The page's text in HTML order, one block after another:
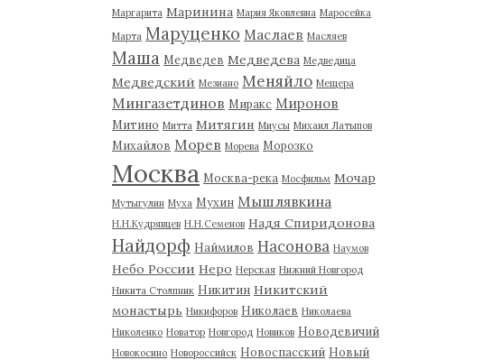
Маргарита Маринина Мария Яковлевна Маросейка
Марта Маруценко Маслаев Масляев
Маша Медведев Медведева Медведица
Медведский Мезиано Меняйло Мещера
Мингазетдинов Миракс Миронов
Митино Митта Митягин Миусы Михаил Латыпов
Михайлов Морев Морева Морозко
Москва Москва-река Мосфильм Мочар
Мутыгулин Муха Мухин Мышлявкина
Н.Н.Кудрявцев Н.Н.Семенов Надя Спиридонова
Найдорф Наймилов Насонова Наумов
Небо России Неро Нерская Нижний Новгород
Никита Столпник Никитин Никитский
монастырь Никифоров Николаев Николаева
Николенко Новатор Новгород Новиков Новодевичий
Новокосино Новороссийск Новоспасский Новый